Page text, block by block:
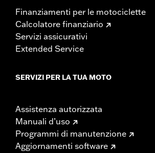
Finanziamenti per le motociclette
Calcolatore finanziario
Servizi assicurativi
Extended Service
SERVIZI PER LA TUA MOTO
Assistenza autorizzata
Manuali d’uso
Programmi di manutenzione
Aggiornamenti software